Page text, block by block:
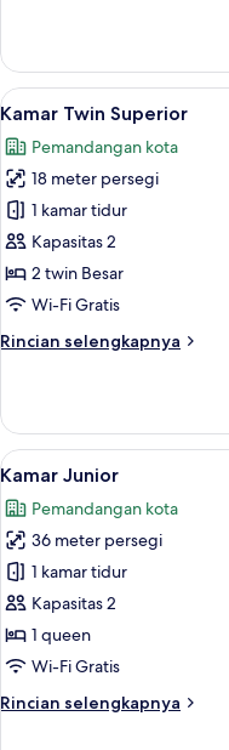
Kamar
Double
Superior
Lihat
semua
foto
untuk
Kamar
Twin
Superior
6
Kamar Twin Superior
Pemandangan kota
18 meter persegi
1 kamar tidur
Kapasitas 2
2 twin Besar
Wi-Fi Gratis
Rincian selengkapnya
Rincian
Kamar
Twin
Superior
Lihat
semua
foto
untuk
Kamar
Junior
9
Kamar Junior
Pemandangan kota
36 meter persegi
1 kamar tidur
Kapasitas 2
1 queen
Wi-Fi Gratis
Rincian selengkapnya
Rincian